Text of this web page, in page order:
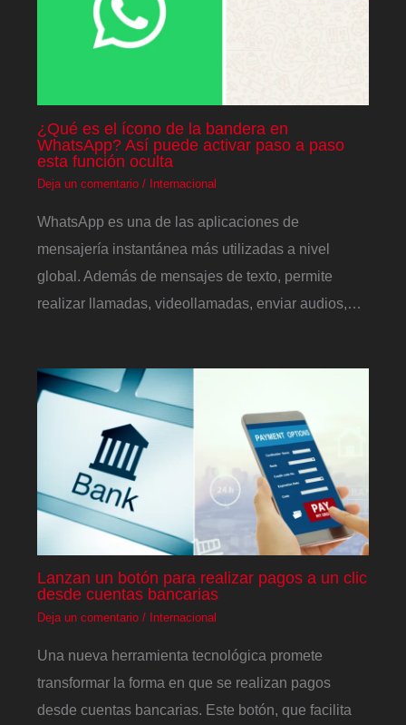
¿Qué es el ícono de la bandera en
WhatsApp? Así puede activar paso a paso
esta función oculta
Deja un comentario / Internacional
WhatsApp es una de las aplicaciones de
mensajería instantánea más utilizadas a nivel
global. Además de mensajes de texto, permite
realizar llamadas, videollamadas, enviar audios,…
Lanzan un botón para realizar pagos a un clic
desde cuentas bancarias
Deja un comentario / Internacional
Una nueva herramienta tecnológica promete
transformar la forma en que se realizan pagos
desde cuentas bancarias. Este botón, que facilita